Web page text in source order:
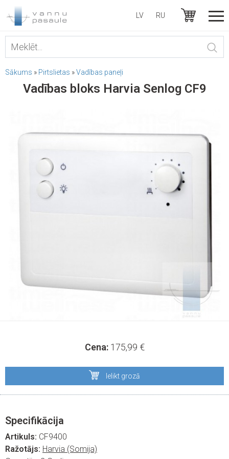
LV RU
Sākums » Pirtslietas »Vadības paneļi
Vadības bloks Harvia Senlog CF9
Cena: 175,99 €
Ielikt grozā
Specifikācija
Artikuls: CF9400
Ražotājs: Harvia (Somija)